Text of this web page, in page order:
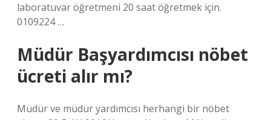
laboratuvar öğretmeni 20 saat öğretmek için.
0109224 …
Müdür Başyardımcısı nöbet
ücreti alır mı?
Müdür ve müdür yardımcısı herhangi bir nöbet